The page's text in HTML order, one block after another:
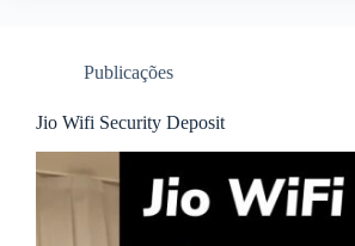
Publicações
Jio Wifi Security Deposit